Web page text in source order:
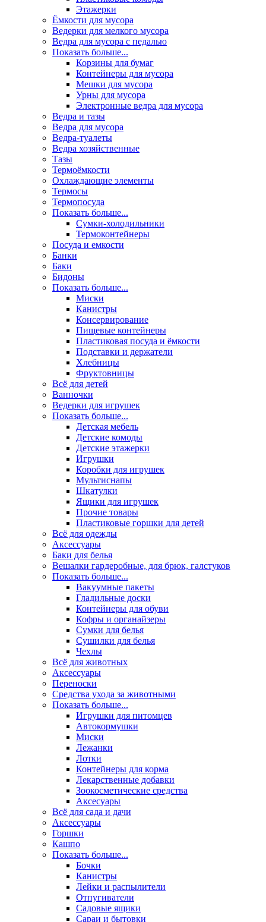
Этажерки
Ёмкости для мусора
Ведерки для мелкого мусора
Ведра для мусора с педалью
Показать больше...
Корзины для бумаг
Контейнеры для мусора
Мешки для мусора
Урны для мусора
Электронные ведра для мусора
Ведра и тазы
Ведра для мусора
Ведра-туалеты
Ведра хозяйственные
Тазы
Термоёмкости
Охлаждающие элементы
Термосы
Термопосуда
Показать больше...
Сумки-холодильники
Термоконтейнеры
Посуда и емкости
Банки
Баки
Бидоны
Показать больше...
Миски
Канистры
Консервирование
Пищевые контейнеры
Пластиковая посуда и ёмкости
Подставки и держатели
Хлебницы
Фруктовницы
Всё для детей
Ванночки
Ведерки для игрушек
Показать больше...
Детская мебель
Детские комоды
Детские этажерки
Игрушки
Коробки для игрушек
Мультиснапы
Шкатулки
Ящики для игрушек
Прочие товары
Пластиковые горшки для детей
Всё для одежды
Аксессуары
Баки для белья
Вешалки гардеробные, для брюк, галстуков
Показать больше...
Вакуумные пакеты
Гладильные доски
Контейнеры для обуви
Кофры и органайзеры
Сумки для белья
Сушилки для белья
Чехлы
Всё для животных
Аксесcуары
Переноски
Средства ухода за животными
Показать больше...
Игрушки для питомцев
Автокормушки
Миски
Лежанки
Лотки
Контейнеры для корма
Лекарственные добавки
Зоокосметические средства
Аксесуары
Всё для сада и дачи
Аксессуары
Горшки
Кашпо
Показать больше...
Бочки
Канистры
Лейки и распылители
Отпугиватели
Садовые ящики
Сараи и бытовки